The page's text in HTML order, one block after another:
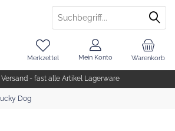
- fast alle Artikel Lagerware
Warenkorb
Merkzettel Mein Konto
Dog